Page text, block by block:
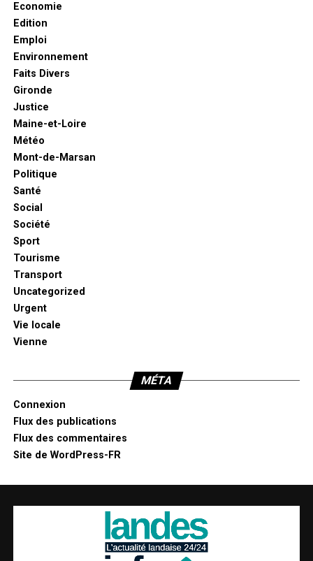
Economie
Edition
Emploi
Environnement
Faits Divers
Gironde
Justice
Maine-et-Loire
Météo
Mont-de-Marsan
Politique
Santé
Social
Société
Sport
Tourisme
Transport
Uncategorized
Urgent
Vie locale
Vienne
MÉTA
Connexion
Flux des publications
Flux des commentaires
Site de WordPress-FR